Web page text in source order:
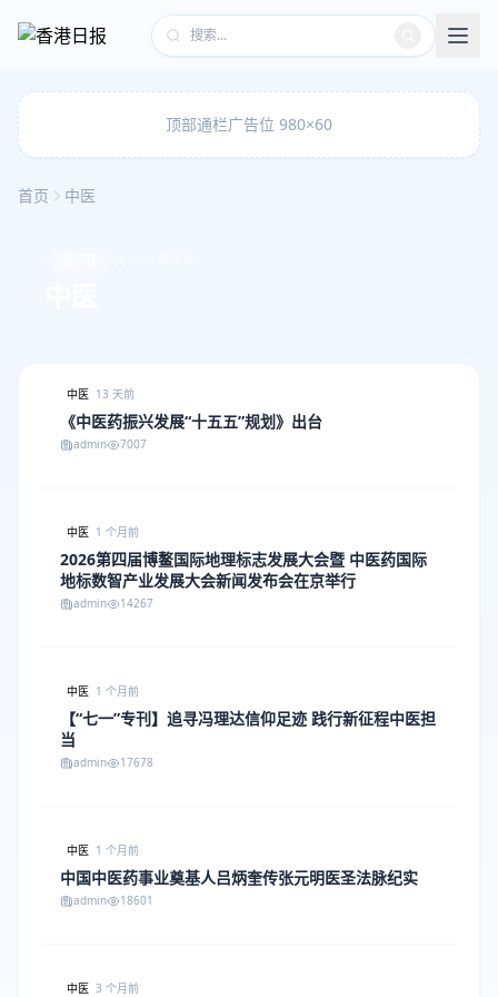
顶部通栏广告位 980×60
首页 中医
中医 13 天前
《中医药振兴发展“十五五”规划》出台
admin 7007
中医 1 个月前
2026第四届博鳌国际地理标志发展大会暨 中医药国际
地标数智产业发展大会新闻发布会在京举行
admin 14267
中医 1 个月前
【“七一”专刊】追寻冯理达信仰足迹 践行新征程中医担
当
admin 17678
中医 1 个月前
中国中医药事业奠基人吕炳奎传张元明医圣法脉纪实
admin 18601
中医 3 个月前